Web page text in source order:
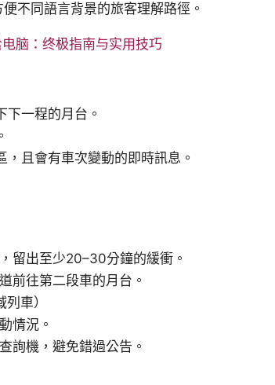
不同語言背景的旅客理解路徑。
脑：终极指南与实用技巧
一程的月台。
且會有車次變動的即時訊息。
留出至少20–30分鐘的緩衝。
前往第二段車的月台。
車）
情況。
詢機，避免錯過公告。